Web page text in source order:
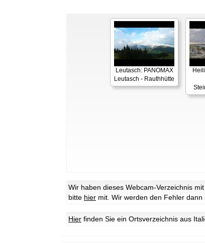
Leutasch: PANOMAX
Leutasch - Rauthhütte
Wir haben dieses Webcam-Verzeichnis
bitte hier mit. Wir werden den Fehler dann
Hier finden Sie ein Ortsverzeichnis aus